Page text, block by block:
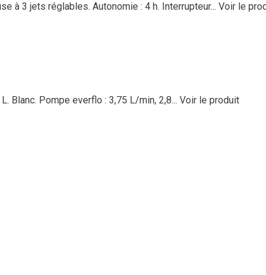
à 3 jets réglables. Autonomie : 4 h. Interrupteur... Voir le
Blanc. Pompe everflo : 3,75 L/min, 2,8... Voir le produit